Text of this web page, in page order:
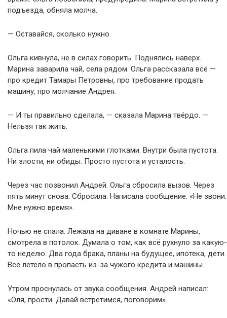
подъезда, обняла молча.
— Оставайся, сколько нужно.
Ольга кивнула, не в силах говорить. Поднялись наверх.
Марина заварила чай, села рядом. Ольга рассказала всё —
про кредит Тамары Петровны, про требование продать
машину, про молчание Андрея.
— И ты правильно сделала, — сказала Марина твёрдо. —
Нельзя так жить.
Ольга пила чай маленькими глотками. Внутри была пустота.
Ни злости, ни обиды. Просто пустота и усталость.
Через час позвонил Андрей. Ольга сбросила вызов. Через
пять минут снова. Сбросила. Написала сообщение: «Не звони.
Мне нужно время».
Ночью не спала. Лежала на диване в комнате Марины,
смотрела в потолок. Думала о том, как всё рухнуло за какую-
то неделю. Два года брака, планы на будущее, ипотека, дети.
Всё летело в пропасть из-за чужого кредита и машины.
Утром проснулась от звука сообщения. Андрей написал:
«Оля, прости. Давай встретимся, поговорим».